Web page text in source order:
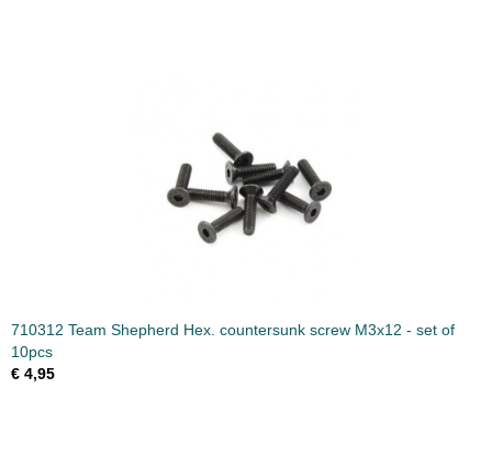
710312 Team Shepherd Hex. countersunk screw M3x12 - set of
10pcs
€ 4,95